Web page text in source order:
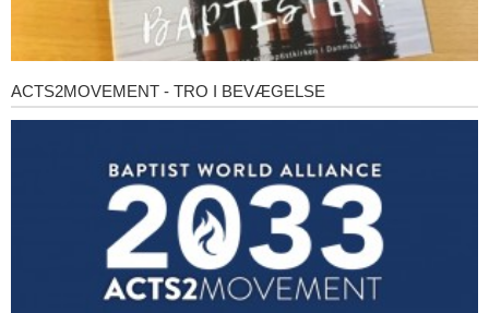
Acts2Movement
-
ACTS2MOVEMENT - TRO I BEVÆGELSE